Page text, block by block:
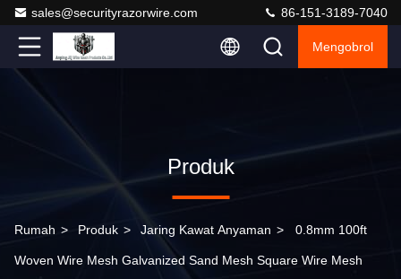
sales@securityrazorwire.com 86-151-3189-7040
Mengobrol
Produk
Rumah > Produk > Jaring Kawat Anyaman > 0.8mm 100ft
Woven Wire Mesh Galvanized Sand Mesh Square Wire Mesh